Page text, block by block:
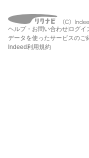
ヘルプ・お問い合わせ ログイ
データを使ったサービスのご
Indeed利用規約